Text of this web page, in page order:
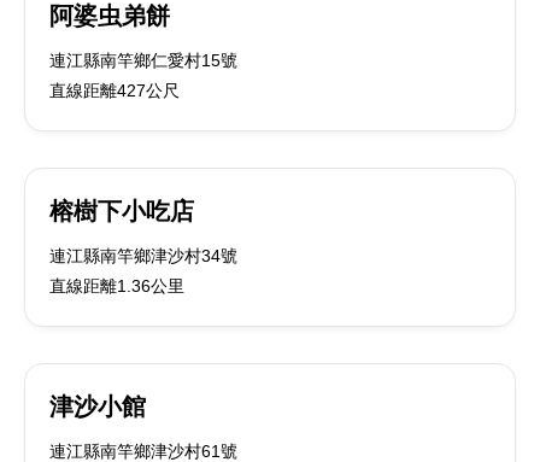
阿婆虫弟餅
連江縣南竿鄉仁愛村15號
直線距離427公尺
榕樹下小吃店
連江縣南竿鄉津沙村34號
直線距離1.36公里
津沙小館
連江縣南竿鄉津沙村61號